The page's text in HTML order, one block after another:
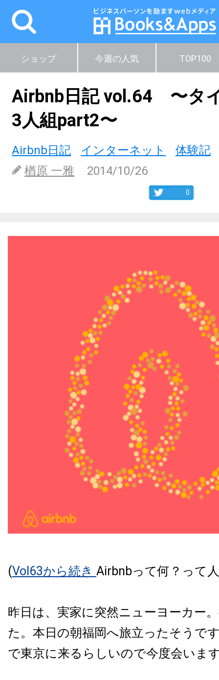
ショップ 今週の人気 TOP100
Airbnb日記 vol.64 〜タ
3人組part2〜
Airbnb日記 インターネット
体験記
楢原 一雅
2014/10/26
0
(Vol63から続き Airbnbって何？って
昨日は、実家に突然ニューヨーカー
た。本日の朝福岡へ旅立ったそうで
で東京に来るらしいので今度会いま